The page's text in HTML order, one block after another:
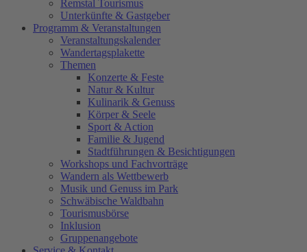
Remstal Tourismus
Unterkünfte & Gastgeber
Programm & Veranstaltungen
Veranstaltungskalender
Wandertagsplakette
Themen
Konzerte & Feste
Natur & Kultur
Kulinarik & Genuss
Körper & Seele
Sport & Action
Familie & Jugend
Stadtführungen & Besichtigungen
Workshops und Fachvorträge
Wandern als Wettbewerb
Musik und Genuss im Park
Schwäbische Waldbahn
Tourismusbörse
Inklusion
Gruppenangebote